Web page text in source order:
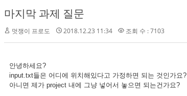
마지막 과제 질문
멋쟁이 프로도 2018.12.23 11:34 조회 수 : 7103
안녕하세요?
input.txt들은 어디에 위치해있다고 가정하면 되는 것인가요?
아니면 제가 project 내에 그냥 넣어서 놓으면 되는건가요?